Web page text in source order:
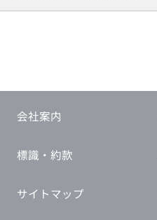
会社案内
標識・約款
サイトマップ